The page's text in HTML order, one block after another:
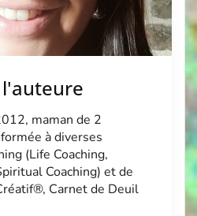
maman de 2
à diverses
(Life Coaching,
Coaching) et de
Carnet de Deuil